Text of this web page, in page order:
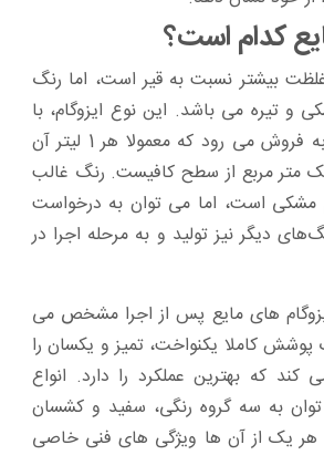
کدام است؟
غلظت بیشتر نسبت به قیر است، اما رنگ
و تیره می‌ باشد. این نوع ایزوگام، با
حجم 10 و 20 لیتر به فروش می‌ رود که معمولا هر 1 لیتر آن
متر مربع از سطح کافیست. رنگ غالب
مشکی است، اما می‌ توان به درخواست
دیگر نیز تولید و به مرحله اجرا در
های مایع پس از اجرا مشخص می‌
کاملا یکنواخت، تمیز و یکسان را
که بهترین عملکرد را دارد. انواع
توان به سه گروه رنگی، سفید و کشسان
هر یک از آن‌ ها ویژگی‌ های فنی خاصی